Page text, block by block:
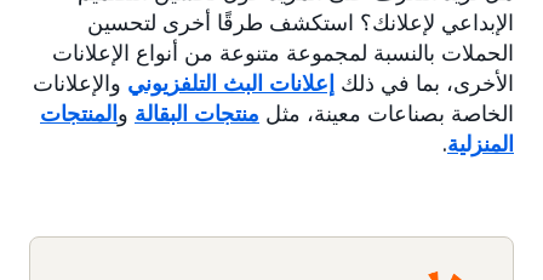
الإبداعي لإعلانك؟ استكشف طرقًا أخرى لتحسين
الحملات بالنسبة لمجموعة متنوعة من أنواع الإعلانات
الأخرى، بما في ذلك إعلانات البث التلفزيوني والإعلانات
الخاصة بصناعات معينة، مثل منتجات البقالة والمنتجات
المنزلية.